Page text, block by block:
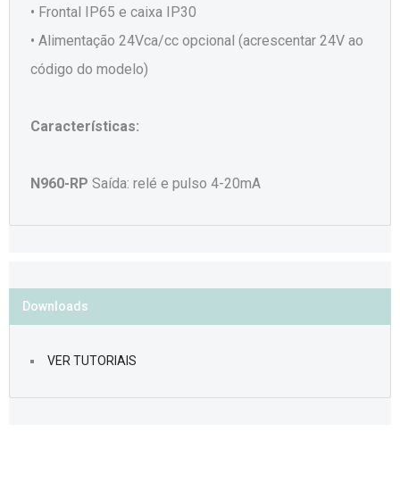
• Frontal IP65 e caixa IP30
• Alimentação 24Vca/cc opcional (acrescentar 24V ao
código do modelo)
Características:
N960-RP Saída: relé e pulso 4-20mA
Downloads
VER TUTORIAIS